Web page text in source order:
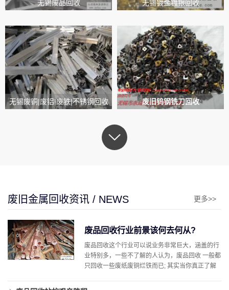
无锡废品回收 无锡镀金镀银回收
无锡废铜|废铝|废铁|不锈钢回收 废旧钨钢铣刀回收
废旧金属回收资讯 / NEWS 更多>>
废品回收行业前景该何去何从?
废品回收这个行业可以说业务非常巨大，涵盖的行
业特别多，一些不了解的人认为，废品回收 一般都
只回收一些废纸废铜烂铁而已; 其实当你真正了解